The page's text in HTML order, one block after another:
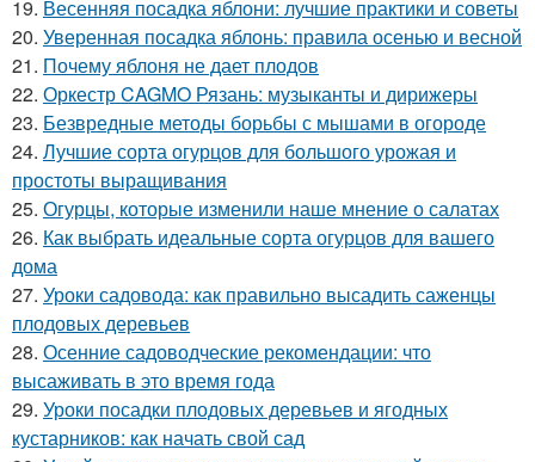
19. Весенняя посадка яблони: лучшие практики и советы
20. Уверенная посадка яблонь: правила осенью и весной
21. Почему яблоня не дает плодов
22. Оркестр CAGMO Рязань: музыканты и дирижеры
23. Безвредные методы борьбы с мышами в огороде
24. Лучшие сорта огурцов для большого урожая и
простоты выращивания
25. Огурцы, которые изменили наше мнение о салатах
26. Как выбрать идеальные сорта огурцов для вашего
дома
27. Уроки садовода: как правильно высадить саженцы
плодовых деревьев
28. Осенние садоводческие рекомендации: что
высаживать в это время года
29. Уроки посадки плодовых деревьев и ягодных
кустарников: как начать свой сад